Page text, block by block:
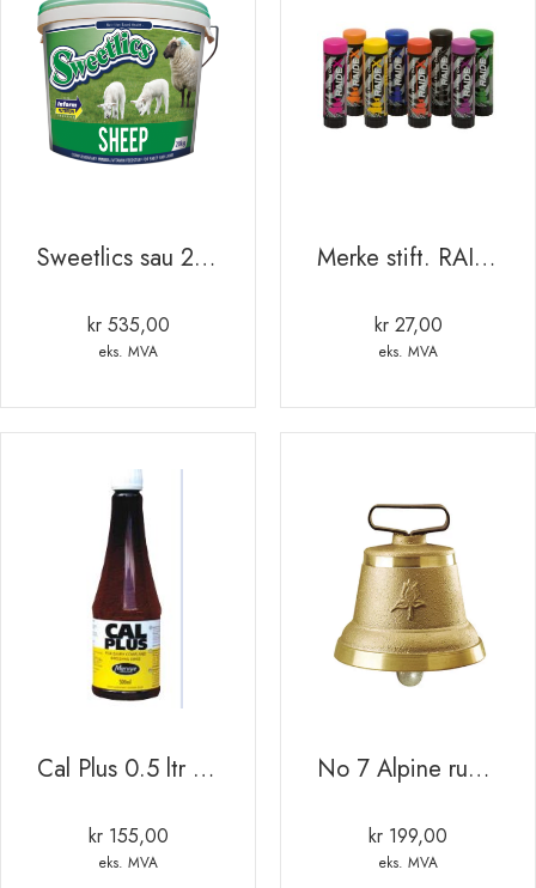
Sweetlics sau 20kg GRØNN bøtte
kr535,00
eks. MVA
Merke stift. RAIDL.
kr27,00
eks. MVA
Cal Plus 0.5 ltr mot melkefeber
kr155,00
eks. MVA
No 7 Alpine rund messing bjølle Ø67 H55
kr 199,00
eks. MVA